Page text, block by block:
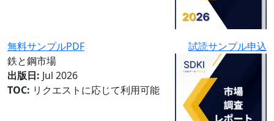
無料サンプルPDF
試読サンプル申込
鉄と鋼市場
出版日: Jul 2026
TOC: リクエストに応じて利用可能